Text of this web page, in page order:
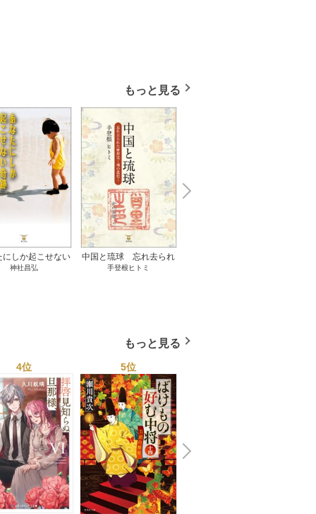
もっと見る
にしか起こせない
奇跡 1巻
神社昌弘
中国と琉球 忘れ去られ
た冊封史―魂の進化― 1
手登根ヒトミ
N
e
x
t
もっと見る
4位 5位
N
e
x
t